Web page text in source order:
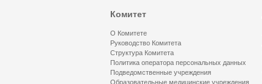
Комитет
О Комитете
Руководство Комитета
Структура Комитета
Политика оператора персональных данных
Подведомственные учреждения
Образовательные медицинские учреждения